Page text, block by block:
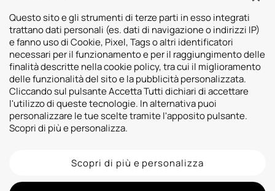
Sedi
Vicenza
Padova
Venezia
Risorse
Contatti
2026 © Autoshop Srl. Tutti i diritti riservati.Privacy Policy
Questo sito e gli strumenti di terze parti in esso integrati
trattano dati personali (es. dati di navigazione o indirizzi IP)
e fanno uso di Cookie, Pixel, Tags o altri identificatori
necessari per il funzionamento e per il raggiungimento delle
finalità descritte nella cookie policy, tra cui il miglioramento
delle funzionalità del sito e la pubblicità personalizzata.
Cliccando sul pulsante Accetta Tutti dichiari di accettare
l'utilizzo di queste tecnologie. In alternativa puoi
personalizzare le tue scelte tramite l'apposito pulsante.
Scopri di più e personalizza.
Scopri di più e personalizza